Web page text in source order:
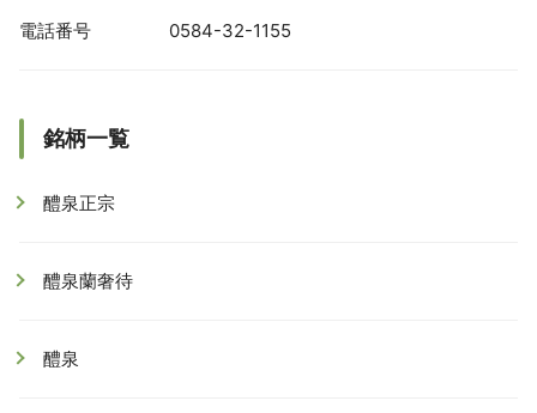
電話番号 0584-32-1155
銘柄一覧
醴泉正宗
醴泉蘭奢待
醴泉